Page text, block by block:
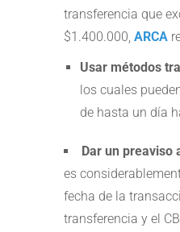
transferencia que
$1.400.000, ARCA
Usar métodos
los cuales
de hasta un día
Dar un preaviso
es
fecha de la
transferencia y el